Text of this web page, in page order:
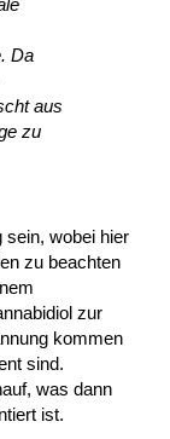
Da
aus
zu
sein, wobei hier
zu beachten
zur
kommen
sind.
was dann
ist.